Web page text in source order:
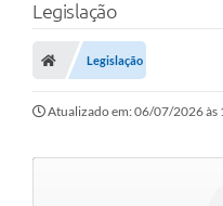
Legislação
Legislação
Atualizado em: 06/07/2026 às